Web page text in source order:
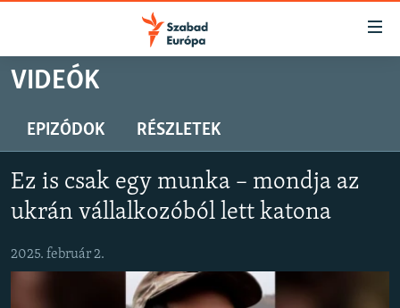
Akadálymentes
Ugrás
oldalra
tartalomjegyzékre
keresésre
AKTUÁLIS
VIDEÓK
ELEMZŐ
NER15
VIDEÓK
EPIZÓDOK RÉSZLETEK
Ez is csak egy munka – mondja az
ukrán vállalkozóból lett katona
2025. február 2.